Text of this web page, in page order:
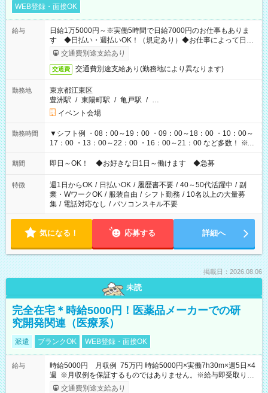
WEB登録・面接OK
給与
日給1万5000円～※実働5時間で日給7000円のお仕事もありま
す ◆日払い・週払いOK！（規定あり）◆お仕事によって日給
も異なります
交通費別途支給あり
交通費 交通費別途支給あり(勤務地により異なります)
勤務地
東京都江東区
豊洲駅 / 東陽町駅 / 亀戸駅 / …
イベント会場
勤務時間
▼シフト例 ・08：00～19：00 ・09：00～18：00 ・10：00～
17：00 ・13：00～22：00 ・16：00～21：00 など多数！ ※お
仕事により勤務時間が異なります
期間 即日～OK！ ◆お好きな日1日～働けます ◆急募
特徴 週1日からOK / 日払いOK / 履歴書不要 / 40～50代活躍中 / 副
業・WワークOK / 服装自由 / シフト勤務 / 10名以上の大量募
集 / 電話対応なし / パソコンスキル不要
気になる！ 応募する 詳細へ
掲載日：2026.08.06
未読
完全在宅＊時給5000円！医薬品メーカーでの研
究開発関連（医療系）
派遣 ブランクOK WEB登録・面接OK
給与
時給5000円 月収例 75万円 時給5000円×実働7h30m×週5日×4
週 ※月収例を保証するものではありません。※給与即受取りサ
ービス利用可（利用条件有）
交通費別途支給あり